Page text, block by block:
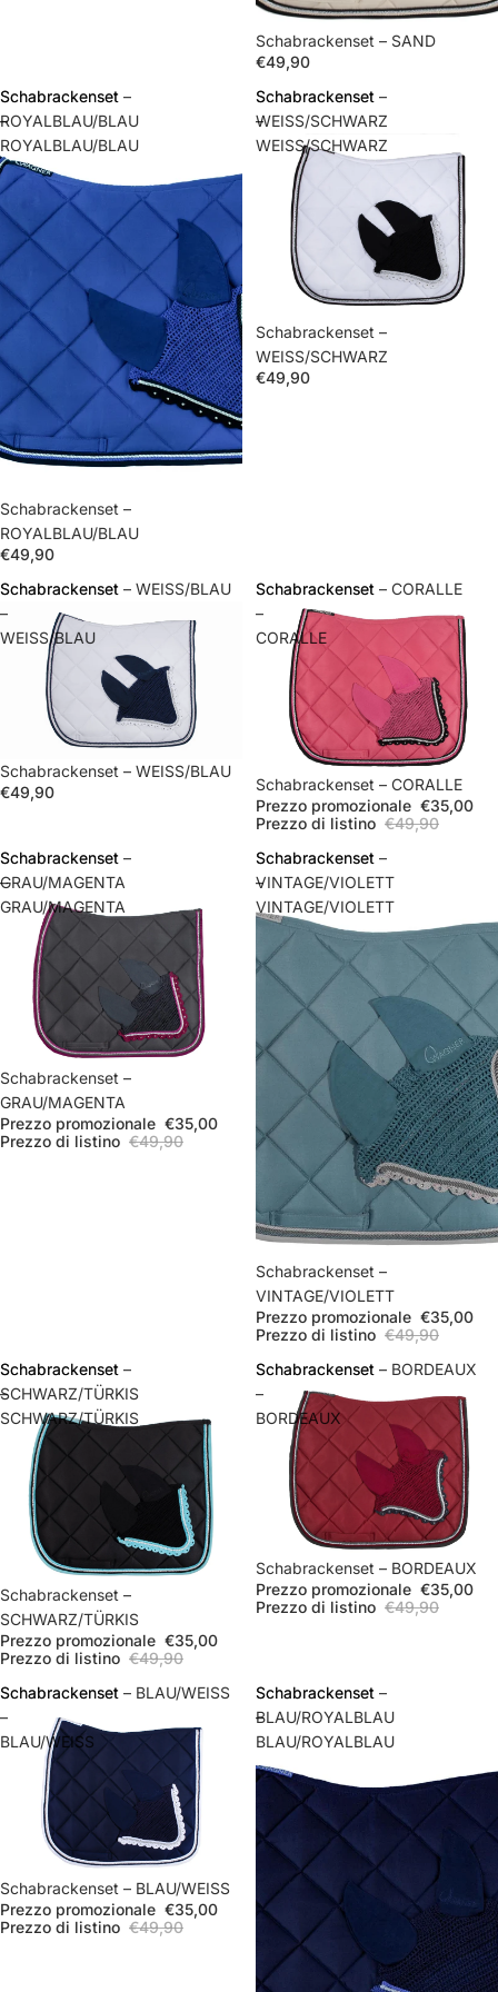
Schabrackenset – SAND
€49,90
Schabrackenset
–
ROYALBLAU/BLAU
Schabrackenset –
ROYALBLAU/BLAU
Schabrackenset –
ROYALBLAU/BLAU
€49,90
Schabrackenset
–
WEISS/SCHWARZ
Schabrackenset –
WEISS/SCHWARZ
Schabrackenset –
WEISS/SCHWARZ
€49,90
Schabrackenset
–
WEISS/BLAU
Schabrackenset – WEISS/BLAU
Schabrackenset – WEISS/BLAU
€49,90
Schabrackenset
–
CORALLE
Schabrackenset – CORALLE
In offerta
Schabrackenset – CORALLE
Prezzo promozionale €35,00
Prezzo di listino €49,90
Schabrackenset
–
GRAU/MAGENTA
Schabrackenset –
GRAU/MAGENTA
In offerta
Schabrackenset –
GRAU/MAGENTA
Prezzo promozionale €35,00
Prezzo di listino €49,90
Schabrackenset
–
VINTAGE/VIOLETT
Schabrackenset –
VINTAGE/VIOLETT
Esaurito
Schabrackenset –
VINTAGE/VIOLETT
Prezzo promozionale €35,00
Prezzo di listino €49,90
Schabrackenset
–
SCHWARZ/TÜRKIS
Schabrackenset –
SCHWARZ/TÜRKIS
In offerta
Schabrackenset –
SCHWARZ/TÜRKIS
Prezzo promozionale €35,00
Prezzo di listino €49,90
Schabrackenset
–
BORDEAUX
Schabrackenset – BORDEAUX
In offerta
Schabrackenset – BORDEAUX
Prezzo promozionale €35,00
Prezzo di listino €49,90
Schabrackenset
–
BLAU/WEISS
Schabrackenset – BLAU/WEISS
In offerta
Schabrackenset – BLAU/WEISS
Prezzo promozionale €35,00
Prezzo di listino €49,90
Schabrackenset
–
BLAU/ROYALBLAU
Schabrackenset –
BLAU/ROYALBLAU